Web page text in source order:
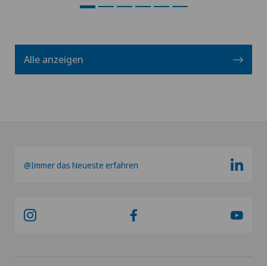
Alle anzeigen
@Immer das Neueste erfahren